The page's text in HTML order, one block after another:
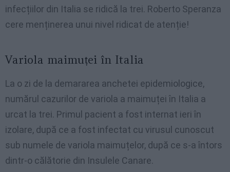
infecțiilor din Italia se ridică la trei. Roberto Speranza
cere menținerea unui nivel ridicat de atenție!
Variola maimuței în Italia
La o zi de la demararea anchetei epidemiologice,
numărul cazurilor de variola a maimuței în Italia a
urcat la trei. Primul pacient a fost internat ieri în
izolare, după ce a fost infectat cu virusul cunoscut
sub numele de variola maimuțelor, după ce s-a întors
dintr-o călătorie din Insulele Canare.